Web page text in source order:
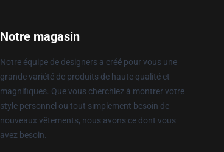
Notre magasin
Notre équipe de designers a créé pour vous une
grande variété de produits de haute qualité et
magnifiques. Que vous cherchiez à montrer votre
style personnel ou tout simplement besoin de
nouveaux vêtements, nous avons ce dont vous
avez besoin.